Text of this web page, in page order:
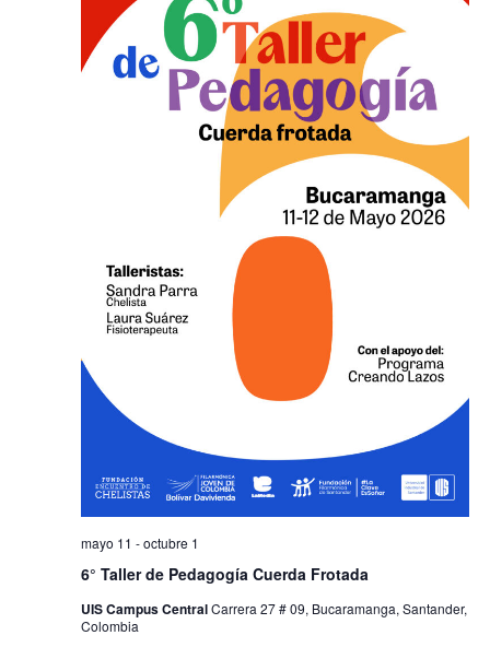
6° Taller de Pedagogía Cuerda Frotada
mayo 11 -octubre 1
UIS Campus CentralCarrera 27 # 09, Bucaramanga, Santander,
Colombia